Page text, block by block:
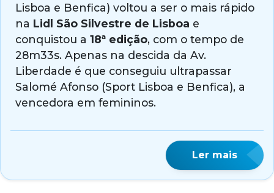
Lisboa e Benfica) voltou a ser o mais rápido
na Lidl São Silvestre de Lisboa e
conquistou a 18ª edição, com o tempo de
28m33s. Apenas na descida da Av.
Liberdade é que conseguiu ultrapassar
Salomé Afonso (Sport Lisboa e Benfica), a
vencedora em femininos.
Ler mais